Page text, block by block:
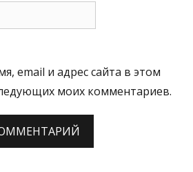
email и адрес сайта в этом
моих комментариев.